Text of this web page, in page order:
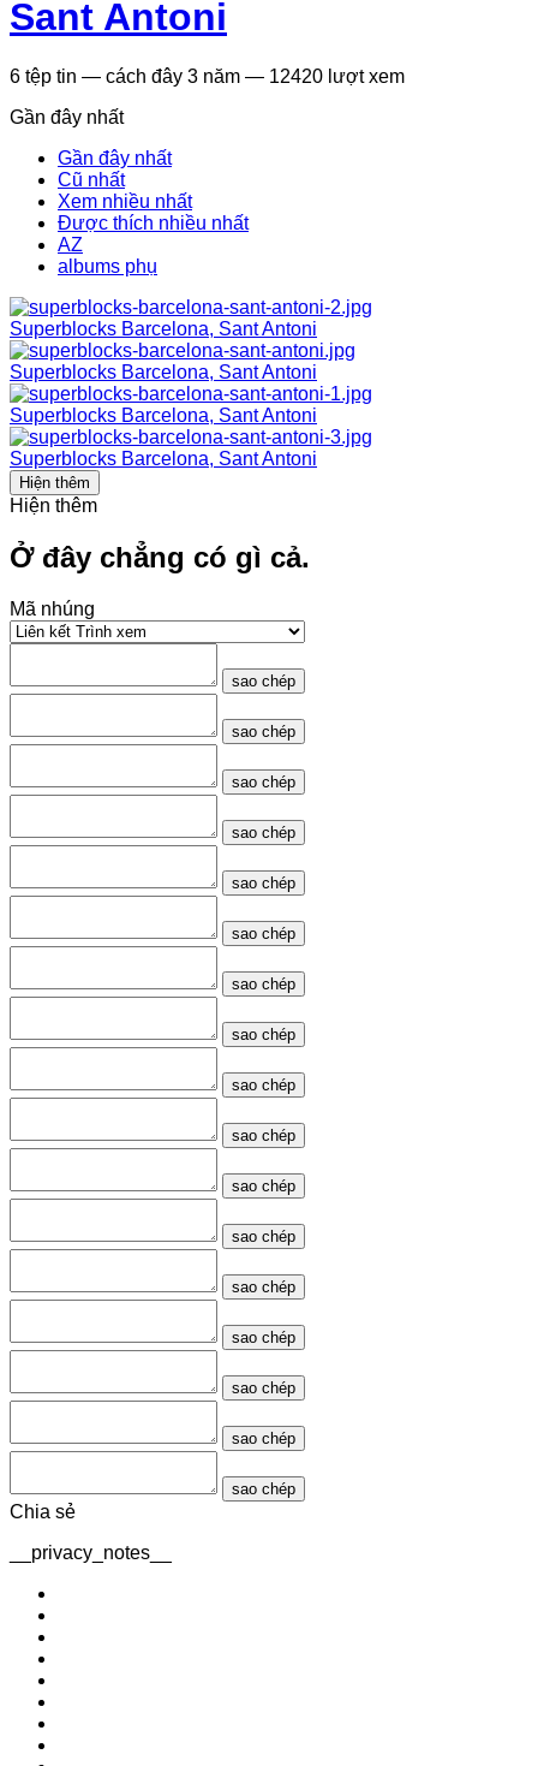
Sant Antoni
6 tệp tin — cách đây 3 năm — 12420 lượt xem
Gần đây nhất
Gần đây nhất
Cũ nhất
Xem nhiều nhất
Được thích nhiều nhất
AZ
albums phụ
Superblocks Barcelona, Sant Antoni
Superblocks Barcelona, Sant Antoni
Superblocks Barcelona, Sant Antoni
Superblocks Barcelona, Sant Antoni
Hiện thêm
Hiện thêm
Ở đây chẳng có gì cả.
Mã nhúng
sao chép
sao chép
sao chép
sao chép
sao chép
sao chép
sao chép
sao chép
sao chép
sao chép
sao chép
sao chép
sao chép
sao chép
sao chép
sao chép
sao chép
Chia sẻ
__privacy_notes__